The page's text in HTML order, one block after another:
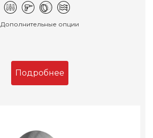
Дополнительные опции
Подробнее